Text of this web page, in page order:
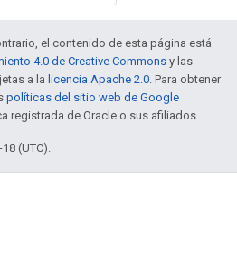
el contenido de esta página está
4.0 de Creative Commons y las
a la licencia Apache 2.0. Para obtener
políticas del sitio web de Google
registrada de Oracle o sus afiliados.
(UTC).